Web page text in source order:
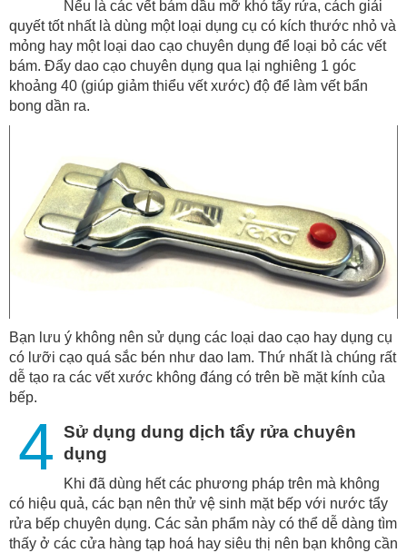
Nếu là các vết bám dầu mỡ khó tẩy rửa, cách giải
quyết tốt nhất là dùng một loại dụng cụ có kích thước nhỏ và
mỏng hay một loại dao cạo chuyên dụng để loại bỏ các vết
bám. Đẩy dao cạo chuyên dụng qua lại nghiêng 1 góc
khoảng 40 (giúp giảm thiểu vết xước) độ để làm vết bẩn
bong dần ra.
Bạn lưu ý không nên sử dụng các loại dao cạo hay dụng cụ
có lưỡi cạo quá sắc bén như dao lam. Thứ nhất là chúng rất
dễ tạo ra các vết xước không đáng có trên bề mặt kính của
bếp.
4 Sử dụng dung dịch tẩy rửa chuyên
dụng
Khi đã dùng hết các phương pháp trên mà không
có hiệu quả, các bạn nên thử vệ sinh mặt bếp với nước tẩy
rửa bếp chuyên dụng. Các sản phẩm này có thể dễ dàng tìm
thấy ở các cửa hàng tạp hoá hay siêu thị nên bạn không cần